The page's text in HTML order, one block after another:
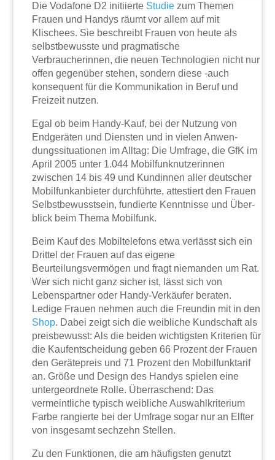
Die Vodafone D2 initiierte Studie zum Themen
Frauen und Handys räumt vor allem auf mit
Klischees. Sie beschreibt Frauen von heute als
selbstbewusste und pragmatische
Verbraucherinnen, die neuen Technologien nicht nur
offen gegenüber stehen, sondern diese -auch
konsequent für die Kommunikation in Beruf und
Freizeit nutzen.
Egal ob beim Handy-Kauf, bei der Nutzung von
Endgeräten und Diensten und in vielen Anwen­
dungssituationen im Alltag: Die Umfrage, die GfK im
April 2005 unter 1.044 Mobilfunk­nutzerinnen
zwischen 14 bis 49 und Kundinnen aller deutscher
Mobilfunkanbieter durchführte, attestiert den Frauen
Selbstbewusstsein, fundierte Kenntnisse und Über­
blick beim Thema Mobilfunk.
Beim Kauf des Mobiltelefons etwa verlässt sich ein
Drittel der Frauen auf das eigene
Beurteilungsvermögen und fragt niemanden um Rat.
Wer sich nicht ganz sicher ist, lässt sich von
Lebenspartner oder Handy-Verkäufer beraten.
Ledige Frauen nehmen auch die Freundin mit in den
Shop. Dabei zeigt sich die weibliche Kundschaft als
preis­bewusst: Als die beiden wichtigsten Kriterien für
die Kaufentscheidung geben 66 Pro­zent der Frauen
den Gerätepreis und 71 Prozent den Mobilfunktarif
an. Größe und De­sign des Handys spielen eine
untergeordnete Rolle. Überraschend: Das
vermeintliche typisch weibliche Auswahlkriterium
Farbe rangierte bei der Umfrage sogar nur an Elf­ter
von insgesamt sechzehn Stellen.
Zu den Funktionen, die am häufigsten genutzt